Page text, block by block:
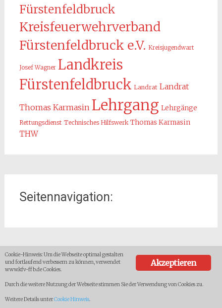
Fürstenfeldbruck
Kreisfeuerwehrverband
Fürstenfeldbruck e.V. Kreisjugendwart
Josef Wagner Landkreis
Fürstenfeldbruck Landrat Landrat
Thomas Karmasin Lehrgang Lehrgänge
Rettungsdienst Technisches Hilfswerk Thomas Karmasin
THW
Seitennavigation:
Home
Organisation
Interner Downloadbereich
Gebietsübersicht
Adresse:
Akzeptieren
Cookie-Hinweis: Um die Webseite optimal gestalten
und fortlaufend verbessern zu können, verwendet
www.kfv-ffb.de Cookies.
Durch die weitere Nutzung der Webseite stimmen Sie der Verwendung von Cookies zu.
Weitere Details unterCookie Hinweis.